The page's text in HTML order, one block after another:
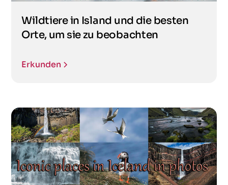
Wildtiere in Island und die besten
Orte, um sie zu beobachten
Erkunden